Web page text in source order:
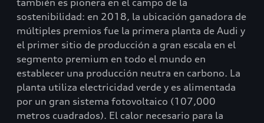
también es pionera en el campo de la
sostenibilidad: en 2018, la ubicación ganadora de
múltiples premios fue la primera planta de Audi y
el primer sitio de producción a gran escala en el
segmento premium en todo el mundo en
establecer una producción neutra en carbono. La
planta utiliza electricidad verde y es alimentada
por un gran sistema fotovoltaico (107,000
metros cuadrados). El calor necesario para la